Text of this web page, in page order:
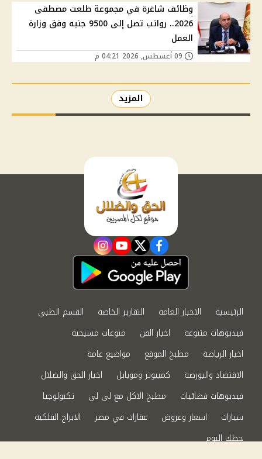
وظائف شاغرة في مجموعة طلعت مصطفى
2026.. رواتب تصل إلى 9500 جنيه وفق وزارة
العمل
المزيد
facebook
twitter
youtube
instagram
الرئيسية الاخبار العامة التقارير الخاصة
القسم الطبي
فيديوهات متنوعة
اخبار الفن
منوعات مسيحية
اخبار الرياضة
مطبخ الموقع
مواضيع عامة
الاقتصاد والبورصة
كمبيوتر وموبايل
اخبار الحق والضلال
فيديوهات فضائيات
مطبخ الاكل مع لى لى
تكنولوجيا
سيارات
اسعار وعروض عقارات في مصر
الابراج الفلكية
حظك اليوم